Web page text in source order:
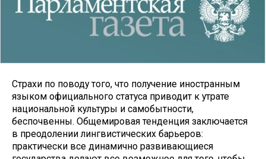
Страхи по поводу того, что получение иностранным
языком официального статуса приводит к утрате
национальной культуры и самобытности,
беспочвенны. Общемировая тенденция заключается
в преодолении лингвистических барьеров:
практически все динамично развивающиеся